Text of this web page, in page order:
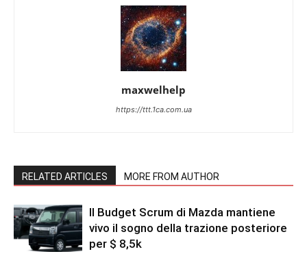
maxwelhelp
https://ttt.1ca.com.ua
RELATED ARTICLES MORE FROM AUTHOR
Il Budget Scrum di Mazda mantiene
vivo il sogno della trazione posteriore
per $ 8,5k